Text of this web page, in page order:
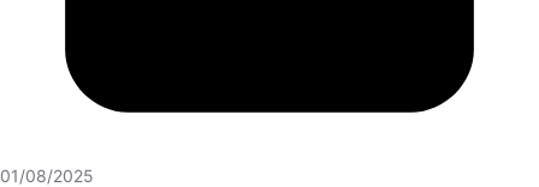
01/08/2025